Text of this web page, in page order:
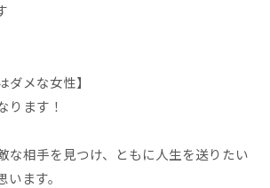
ダメな女性】
ります！
な相手を見つけ、ともに人生を送りたい
ます。